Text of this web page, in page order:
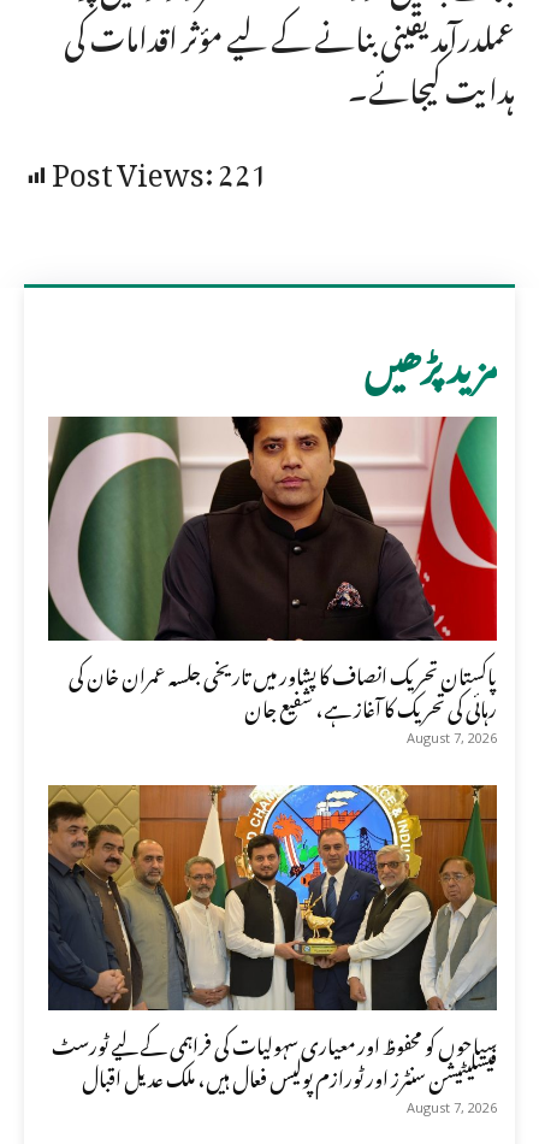
عملدرآمد یقینی بنانے کے لیے مؤثر اقدامات کی
ہدایت کیجائے۔
Post Views:221
مزید پڑھیں
پاکستان تحریک انصاف کا پشاور میں تاریخی جلسہ عمران خان کی
رہائی کی تحریک کا آغاز ہے، شفیع جان
August 7, 2026
سیاحوں کو محفوظ اور معیاری سہولیات کی فراہمی کے لیے ٹورسٹ
فیسلیٹیشن سنٹرز اور ٹورازم پولیس فعال ہیں، ملک عدیل اقبال
August 7, 2026